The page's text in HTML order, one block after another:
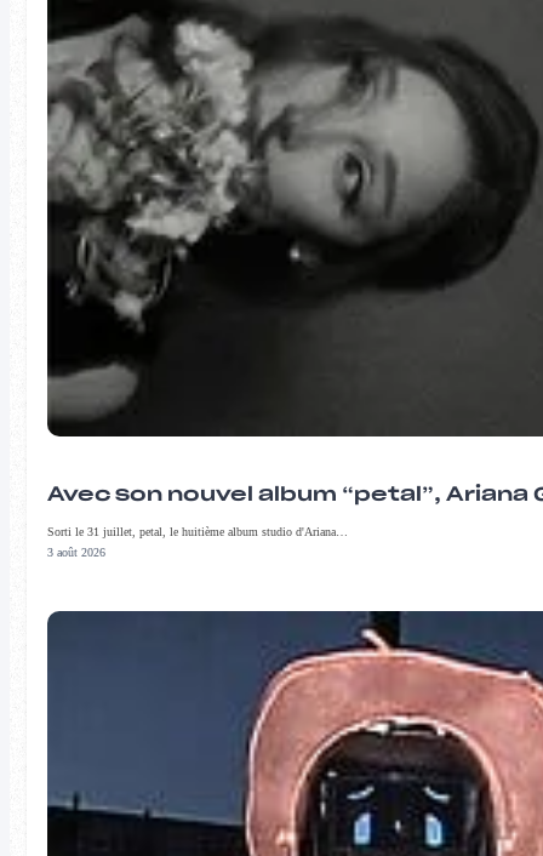
Avec son nouvel album “petal”,
Sorti le 31 juillet, petal, le huitième album studio d'Ariana…
3 août 2026